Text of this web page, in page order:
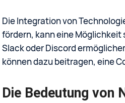
Die Integration von
fördern, kann eine Möglichkeit
Slack oder Discord
können dazu beitragen, eine
Die Bedeutung von